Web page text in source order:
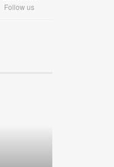
Follow us